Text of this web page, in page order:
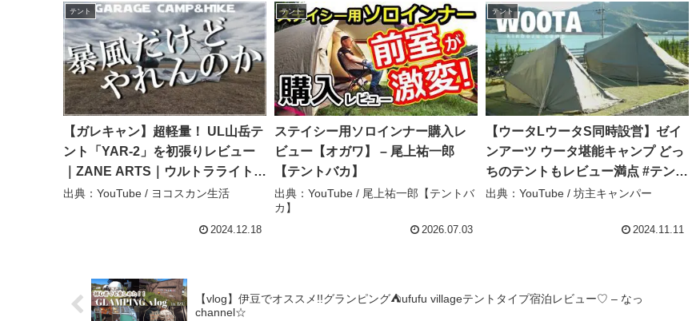
テント
【ガレキャン】超軽量！ UL山岳テ
ント「YAR-2」を初張りレビュー
｜ZANE ARTS｜ウルトラライト登
山｜キャンプギア｜#16 – ヨコスカ
出典：YouTube / ヨコスカン生活
2024.12.18
テント
ステイシー用ソロインナー購入レ
ビュー【オガワ】 – 尾上祐一郎
【テントバカ】
出典：YouTube / 尾上祐一郎【テントバ
カ】
2026.07.03
テント
【ウータLウータS同時設営】ゼイ
ンアーツ ウータ堪能キャンプ どっ
ちのテントもレビュー満点 #テント
レビュー #kinbozucamp – 坊主キ
出典：YouTube / 坊主キャンパー
2024.11.11
【vlog】伊豆でオススメ!!グランピング⛺️ufufu villageテントタイプ宿泊レビュー♡ – なっ
channel☆